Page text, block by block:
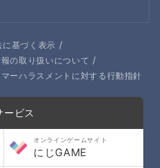
基づく表示 /
の取り扱いについて /
ーハラスメントに対する行動指針
ービス
オンラインゲームサイト
にじGAME